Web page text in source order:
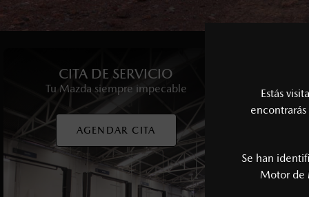
Estás
Se han
Motor de
En
En
En imagen,
CITA DE SERVICIO
Tu Mazda siempre impecable
AGENDAR CITA
Disfruta